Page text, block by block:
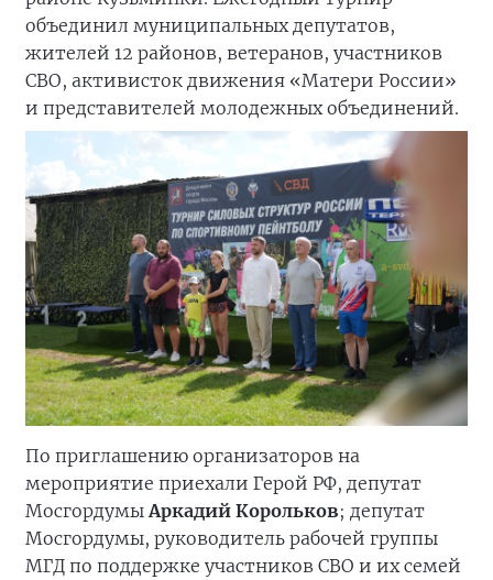
объединил муниципальных депутатов,
жителей 12 районов, ветеранов, участников
СВО, активисток движения «Матери России»
и представителей молодежных объединений.
По приглашению организаторов на
мероприятие приехали Герой РФ, депутат
МосгордумыАркадий Корольков; депутат
Мосгордумы, руководитель рабочей группы
МГД по поддержке участников СВО и их семей